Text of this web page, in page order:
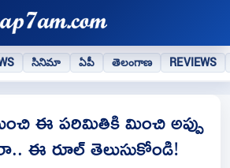
సినిమా ఏపీ తెలంగాణ REVIEWS
ఈ పరిమితికి మించి అప్పు
ఈ రూల్ తెలుసుకోండి!